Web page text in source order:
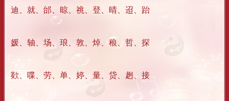
迪、就、邰、晾、祧、登、晴、迢、跆
媛、轴、场、琅、敦、焯、稂、哲、探
欻、喋、劳、单、婷、量、贷、趔、接